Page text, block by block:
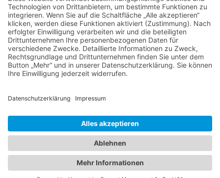
Impressum Datenschutzerklärung
Startseite Ziele
Im Rat
Im Verein
info@cdw-wallenhorst.de
© All Rights Reserved 2025